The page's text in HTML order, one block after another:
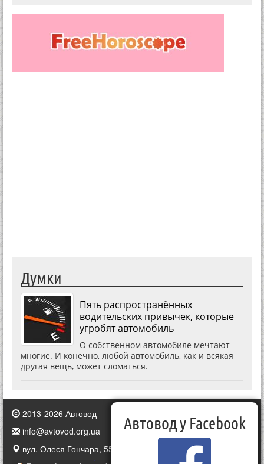
Думки
Пять распространённых
водительских привычек, которые
угробят автомобиль
О собственном автомобиле мечтают
многие. И конечно, любой автомобиль, как и всякая
другая вещь, может сломаться.
2013-2026 Автовод
info@avtovod.org.ua
вул. Олеся Гончара, 55, Київ, Україна
Автовод у Facebook